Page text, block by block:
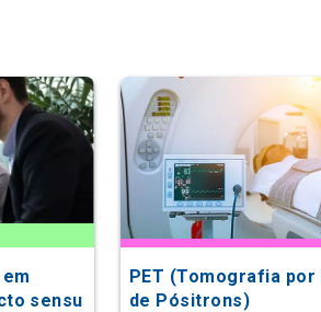
sensu
PET (Tomografia por
de Pósitrons)